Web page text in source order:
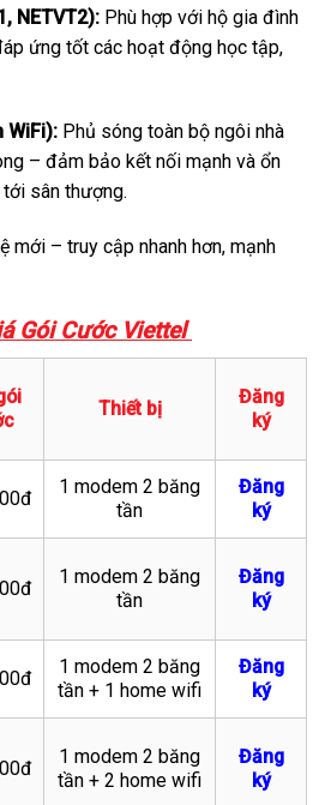
NETVT2):Phù hợp với hộ gia đình
ứng tốt các hoạt động học tập,
WiFi):Phủ sóng toàn bộ ngôi nhà
– đảm bảo kết nối mạnh và ổn
sân thượng.
mới – truy cập nhanh hơn, mạnh
Gói Cước Viettel
Thiết bị
Đăng
ký
1 modem 2 băng
tần
Đăng
ký
1 modem 2 băng
tần
Đăng
ký
1 modem 2 băng
tần + 1 home wifi
Đăng
ký
1 modem 2 băng
tần + 2 home wifi
Đăng
ký